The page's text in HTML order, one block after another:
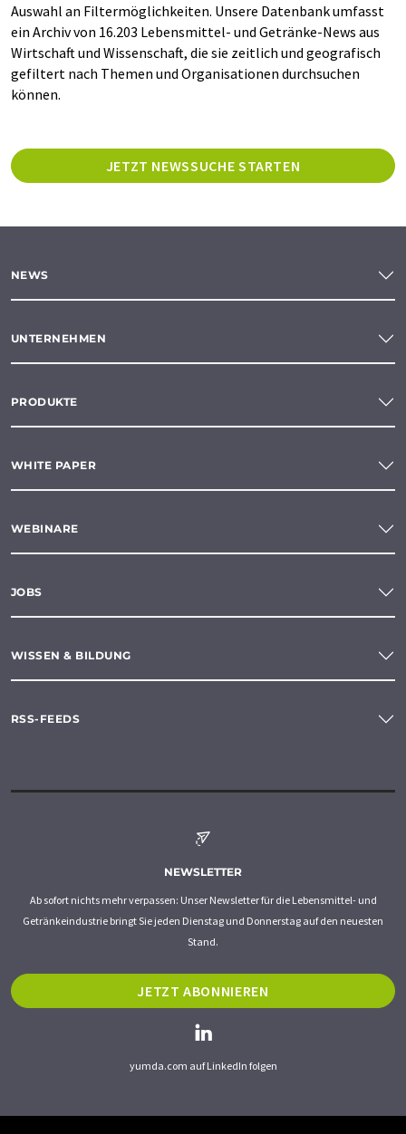
Auswahl an Filtermöglichkeiten. Unsere Datenbank umfasst
ein Archiv von 16.203 Lebensmittel- und Getränke-News aus
Wirtschaft und Wissenschaft, die sie zeitlich und geografisch
gefiltert nach Themen und Organisationen durchsuchen
können.
JETZT NEWSSUCHE STARTEN
NEWS
UNTERNEHMEN
PRODUKTE
WHITE PAPER
WEBINARE
JOBS
WISSEN & BILDUNG
RSS-FEEDS
NEWSLETTER
Ab sofort nichts mehr verpassen: Unser Newsletter für die Lebensmittel- und
Getränkeindustrie bringt Sie jeden Dienstag und Donnerstag auf den neuesten
Stand.
JETZT ABONNIEREN
yumda.com auf LinkedIn folgen